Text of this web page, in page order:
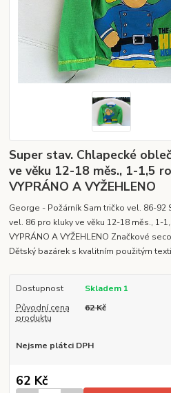
Super stav. Chlapecké
ve věku 12-18 měs., 1-1,5
VYPRÁNO A VYŽEHLENO
George - Požárník Sam tričko vel. 86-
vel. 86 pro kluky ve věku 12-18 měs., 1-
VYPRÁNO A VYŽEHLENO Značkové
Dětský bazárek s kvalitním použitým
Dostupnost
Skladem 1
Původní cena
produktu
62 Kč
Nejsme plátci DPH
62 Kč